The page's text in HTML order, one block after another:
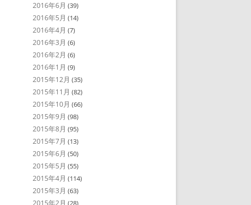
2016年6月 (39)
2016年5月 (14)
2016年4月 (7)
2016年3月 (6)
2016年2月 (6)
2016年1月 (9)
2015年12月 (35)
2015年11月 (82)
2015年10月 (66)
2015年9月 (98)
2015年8月 (95)
2015年7月 (13)
2015年6月 (50)
2015年5月 (55)
2015年4月 (114)
2015年3月 (63)
2015年2月 (28)